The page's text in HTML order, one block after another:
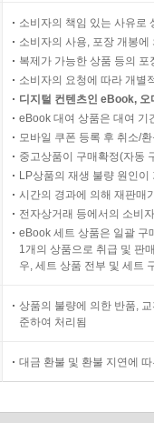
소비자의 책임 있는 사유로
소비자의 사용, 포장 개봉
복제가 가능한 상품 등의
소비자의 요청에 따라 개별
디지털 컨텐츠인 eBook,
eBook 대여 상품은 대여 기
모바일 쿠폰 등록 후 취소/
중고상품이 구매확정(자동
LP상품의 재생 불량 원인
시간의 경과에 의해 재판매
전자상거래 등에서의 소비
eBook 세트 상품은 일괄 구
1개의 상품으로 취급 및 판
우, 세트 상품 전부 및 세트
상품의 불량에 의한 반품,
준하여 처리됨
대금 환불 및 환불 지연에